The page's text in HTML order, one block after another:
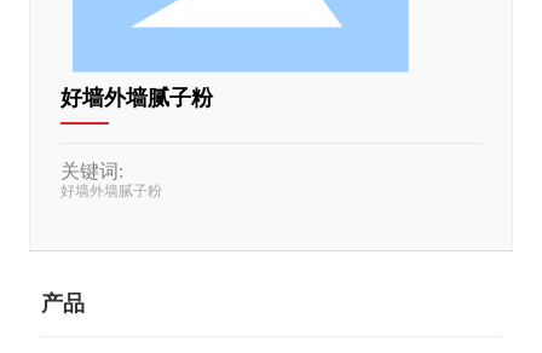
好墙外墙腻子粉
关键词:
好墙外墙腻子粉
产品